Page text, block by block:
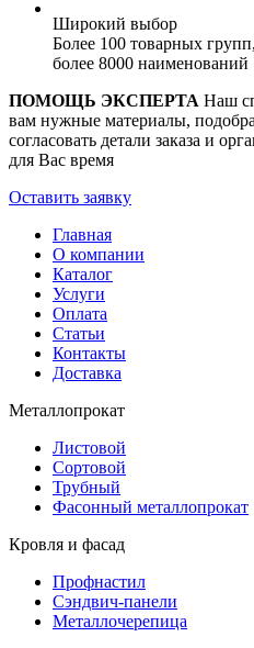
Широкий выбор
Более 100 товарных
более 8000 наименований
ПОМОЩЬ ЭКСПЕРТА Наш
вам нужные материалы,
согласовать детали заказа и
для Вас время
Оставить заявку
Главная
О компании
Каталог
Услуги
Оплата
Статьи
Контакты
Доставка
Металлопрокат
Листовой
Сортовой
Трубный
Фасонный металлопрокат
Кровля и фасад
Профнастил
Сэндвич-панели
Металлочерепица